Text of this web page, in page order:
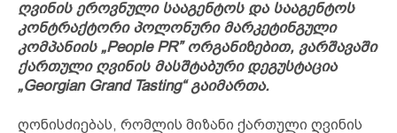
ღვინის ეროვნული სააგენტოს და სააგენტოს
კონტრაქტორი პოლონური მარკეტინგული
კომპანიის „People PR” ორგანიზებით, ვარშავაში
ქართული ღვინის მასშტაბური დეგუსტაცია
„Georgian Grand Tasting“ გაიმართა.
ღონისძიებას, რომლის მიზანი ქართული ღვინის